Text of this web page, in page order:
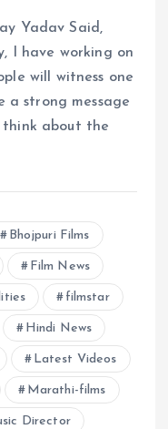
Yadav Said,
I have working on
will witness one
a strong message
about the
Bhojpuri Films
Film News
filmstar
Hindi News
Latest Videos
Marathi-films
Director